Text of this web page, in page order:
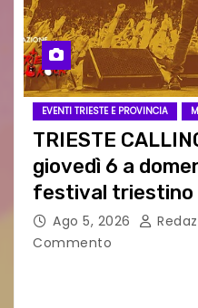
EVENTI TRIESTE E PROVINCIA
TRIESTE
giovedì 6 a
festival triestino
Springsteen
Ago 5, 2026
Commento